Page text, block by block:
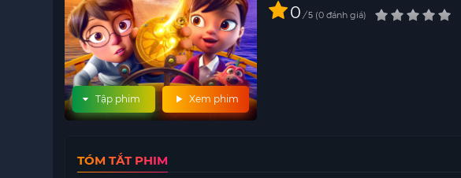
Xem phim
Tập phim
0 / 5 0 đánh giá
TÓM TẮT PHIM